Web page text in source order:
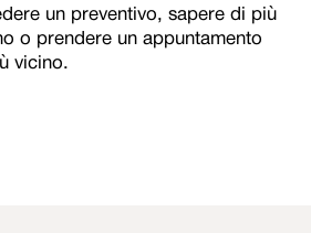
un preventivo, sapere di più
o prendere un appuntamento
vicino.